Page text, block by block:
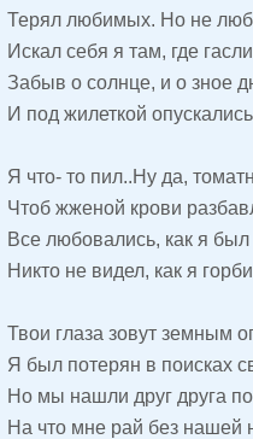
Терял любимых. Но не
Искал себя я там, где
Забыв о солнце, и о зное
И под жилеткой
Я что- то пил..Ну да,
Чтоб жженой крови
Все любовались, как я был
Никто не видел, как я
Твои глаза зовут земным
Я был потерян в поисках
Но мы нашли друг друга
На что мне рай без нашей